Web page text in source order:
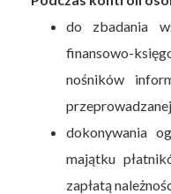
do zbadania
finansowo-
nośników
dokonywania
majątku
zapłatą